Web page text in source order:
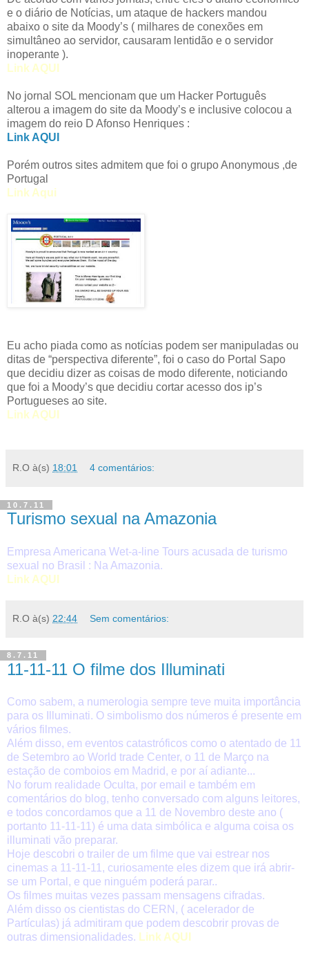
e o diário de Notícias, um ataque de hackers mandou
abaixo o site da Moody’s ( milhares de conexões em
simultâneo ao servidor, causaram lentidão e o servidor
inoperante ).
Link AQUI
No jornal SOL mencionam que um Hacker Português
alterou a imagem do site da Moody’s e inclusive colocou a
imagem do reio D Afonso Henriques :
Link AQUI
Porém outros sites admitem que foi o grupo Anonymous ,de
Portugal
Link Aqui
Eu acho piada como as notícias podem ser manipuladas ou
ditas de “perspectiva diferente”, foi o caso do Portal Sapo
que decidiu dizer as coisas de modo diferente, noticiando
que foi a Moody’s que decidiu cortar acesso dos ip’s
Portugueses ao site.
Link AQUI
R.O à(s) 18:01 4 comentários:
10.7.11
Turismo sexual na Amazonia
Empresa Americana Wet-a-line Tours acusada de turismo
sexual no Brasil : Na Amazonia.
Link AQUI
R.O à(s) 22:44 Sem comentários:
8.7.11
11-11-11 O filme dos Illuminati
Como sabem, a numerologia sempre teve muita importância
para os Illuminati. O simbolismo dos números é presente em
vários filmes.
Além disso, em eventos catastróficos como o atentado de 11
de Setembro ao World trade Center, o 11 de Março na
estação de comboios em Madrid, e por aí adiante...
No forum realidade Oculta, por email e também em
comentários do blog, tenho conversado com alguns leitores,
e todos concordamos que a 11 de Novembro deste ano (
portanto 11-11-11) é uma data simbólica e alguma coisa os
illuminati vão preparar.
Hoje descobri o trailer de um filme que vai estrear nos
cinemas a 11-11-11, curiosamente eles dizem que irá abrir-
se um Portal, e que ninguém poderá parar..
Os filmes muitas vezes passam mensagens cifradas.
Além disso os cientistas do CERN, ( acelerador de
Partículas) já admitiram que podem descobrir provas de
outras dimensionalidades. Link AQUI